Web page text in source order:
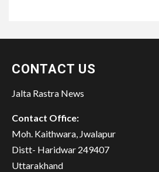
CONTACT US
Jalta Rastra News
Contact Office:
Moh. Kaithwara, Jwalapur
Distt- Haridwar 249407
Uttarakhand